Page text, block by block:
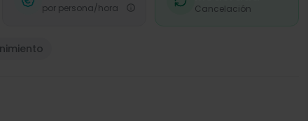
por persona/hora Cancelación